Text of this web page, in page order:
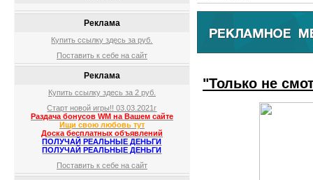
Реклама
Купить ссылку здесь заруб.
Поставить к себе на сайт
Реклама
Купить ссылку здесь за 2 руб.
Старт новой игры!! 03.03.2021г
Раздача бонусов WM на Вашем сайте
Ищи свою любовь тут
Доска бесплатных объявлений
ПОЛУЧАЙ РЕАЛЬНЫЕ ДЕНЬГИ
ПОЛУЧАЙ РЕАЛЬНЫЕ ДЕНЬГИ
Поставить к себе на сайт
"Только не